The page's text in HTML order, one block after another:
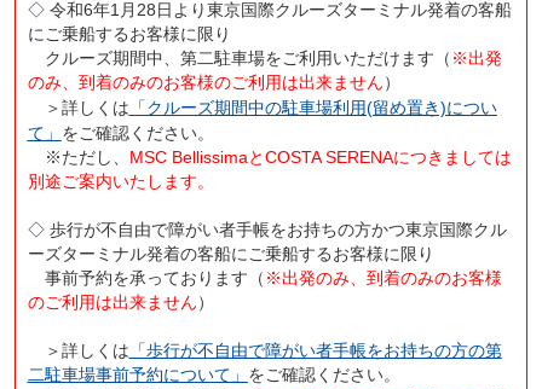
◇ 令和6年1月28日より東京国際クルーズターミナル発着の客船
にご乗船するお客様に限り
クルーズ期間中、第二駐車場をご利用いただけます（ ※出発
のみ、到着のみのお客様のご利用は出来ません ）
＞詳しくは 「クルーズ期間中の駐車場利用(留め置き)につい
て」 をご確認ください。
※ただし、
MSC BellissimaとCOSTA SERENAにつきましては
別途ご案内いたします。
◇ 歩行が不自由で障がい者手帳をお持ちの方かつ東京国際クル
ーズターミナル発着の客船にご乗船するお客様に限り
事前予約を承っております（ ※出発のみ、到着のみのお客様
のご利用は出来ません ）
＞詳しくは 「歩行が不自由で障がい者手帳をお持ちの方の第
二駐車場事前予約について」 をご確認ください。